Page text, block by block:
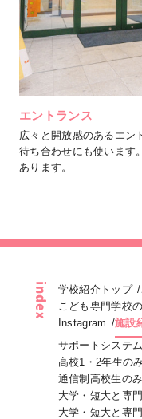
エントランス
広々と開放感のあるエン
待ち合わせにも使います
あります。
学校紹介トップ
こども専門学校
Instagram
施設
サポートシステム
高校1・2年生の
通信制高校生の
大学・短大と専
大学・短大と専